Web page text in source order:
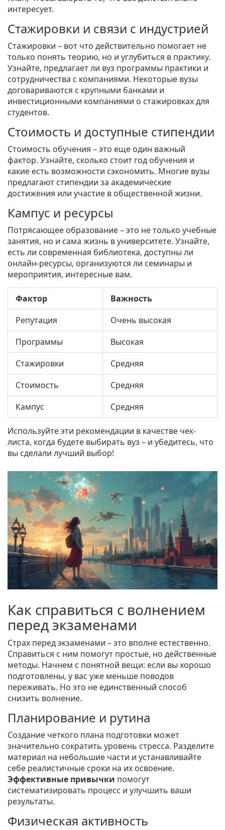
интересует.
Стажировки и связи с индустрией
Стажировки – вот что действительно помогает не
только понять теорию, но и углубиться в практику.
Узнайте, предлагает ли вуз программы практики и
сотрудничества с компаниями. Некоторые вузы
договариваются с крупными банками и
инвестиционными компаниями о стажировках для
студентов.
Стоимость и доступные стипендии
Стоимость обучения – это еще один важный
фактор. Узнайте, сколько стоит год обучения и
какие есть возможности сэкономить. Многие вузы
предлагают стипендии за академические
достижения или участие в общественной жизни.
Кампус и ресурсы
Потрясающее образование – это не только учебные
занятия, но и сама жизнь в университете. Узнайте,
есть ли современная библиотека, доступны ли
онлайн-ресурсы, организуются ли семинары и
мероприятия, интересные вам.
Фактор
Важность
Репутация
Очень высокая
Программы
Высокая
Стажировки
Средняя
Стоимость
Средняя
Кампус
Средняя
Используйте эти рекомендации в качестве чек-
листа, когда будете выбирать вуз – и убедитесь, что
вы сделали лучший выбор!
Как справиться с волнением
перед экзаменами
Страх перед экзаменами – это вполне естественно.
Справиться с ним помогут простые, но действенные
методы. Начнем с понятной вещи: если вы хорошо
подготовлены, у вас уже меньше поводов
переживать. Но это не единственный способ
снизить волнение.
Планирование и рутина
Создание четкого плана подготовки может
значительно сократить уровень стресса. Разделите
материал на небольшие части и устанавливайте
себе реалистичные сроки на их освоение.
Эффективные привычки помогут
систематизировать процесс и улучшить ваши
результаты.
Физическая активность